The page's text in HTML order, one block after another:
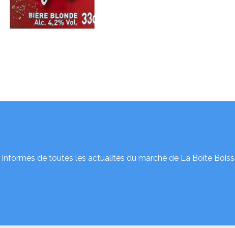
de toutes les actualités du marché de La Boîte